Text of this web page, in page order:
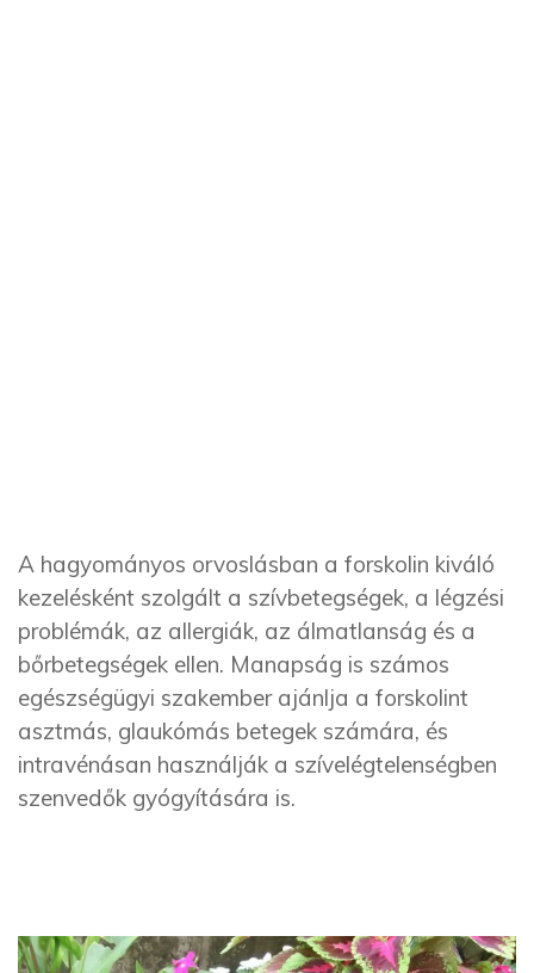
A hagyományos orvoslásban a forskolin kiváló
kezelésként szolgált a szívbetegségek, a légzési
problémák, az allergiák, az álmatlanság és a
bőrbetegségek ellen. Manapság is számos
egészségügyi szakember ajánlja a forskolint
asztmás, glaukómás betegek számára, és
intravénásan használják a szívelégtelenségben
szenvedők gyógyítására is.